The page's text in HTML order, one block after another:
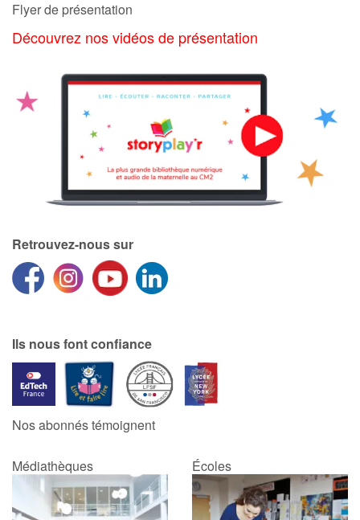
Flyer de présentation
Découvrez nos vidéos de présentation
Retrouvez-nous sur
Ils nous font confiance
Nos abonnés témoignent
Médiathèques Écoles